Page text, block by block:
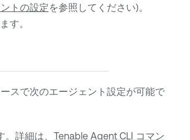
トの設定を参照してください)。
す。
スで次のエージェント設定が可能で
。詳細は、 Tenable Agent CLI コマン